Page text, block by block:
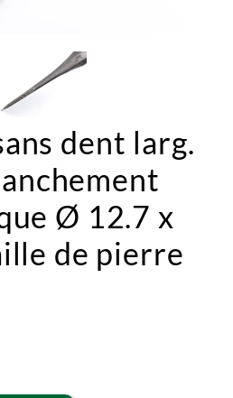
dent larg.
Ø 12.7 x
de pierre